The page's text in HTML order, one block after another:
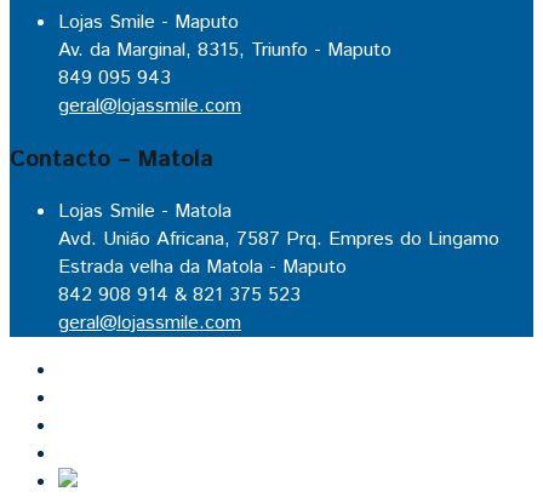
Lojas Smile - Maputo
Av. da Marginal, 8315, Triunfo - Maputo
849 095 943
geral@lojassmile.com
Contacto – Matola
Lojas Smile - Matola
Avd. União Africana, 7587 Prq. Empres do Lingamo
Estrada velha da Matola - Maputo
842 908 914 & 821 375 523
geral@lojassmile.com